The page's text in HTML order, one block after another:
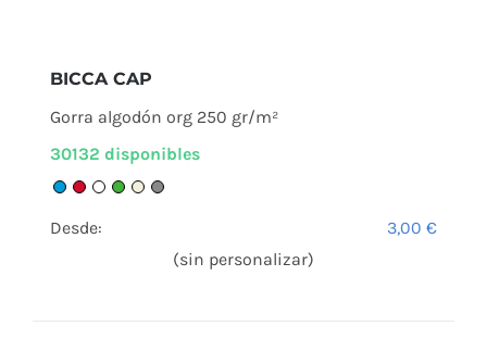
BICCA CAP
Gorra algodón org 250 gr/m²
30132 disponibles
Desde: 3,00€
(sin personalizar)